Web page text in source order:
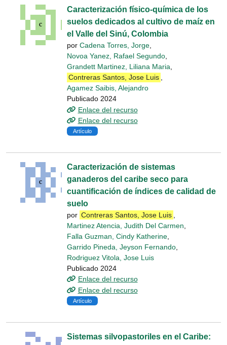
Caracterización físico-química de los
suelos dedicados al cultivo de maíz en
el Valle del Sinú, Colombia
por Cadena Torres, Jorge,
Novoa Yanez, Rafael Segundo,
Grandett Martinez, Liliana Maria,
Contreras Santos, Jose Luis ,
Agamez Saibis, Alejandro
Publicado 2024
Enlace del recurso
Enlace del recurso
Artículo
Caracterización de sistemas
ganaderos del caribe seco para
cuantificación de índices de calidad de
suelo
por Contreras Santos, Jose Luis
Martinez Atencia, Judith Del Carmen
Falla Guzman, Cindy Katherine
Garrido Pineda, Jeyson Fernando
Rodriguez Vitola, Jose Luis
Publicado 2024
Enlace del recurso
Enlace del recurso
Artículo
Sistemas silvopastoriles en el Caribe: